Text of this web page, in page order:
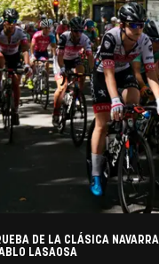
DE LA CLÁSICA
LASAOSA